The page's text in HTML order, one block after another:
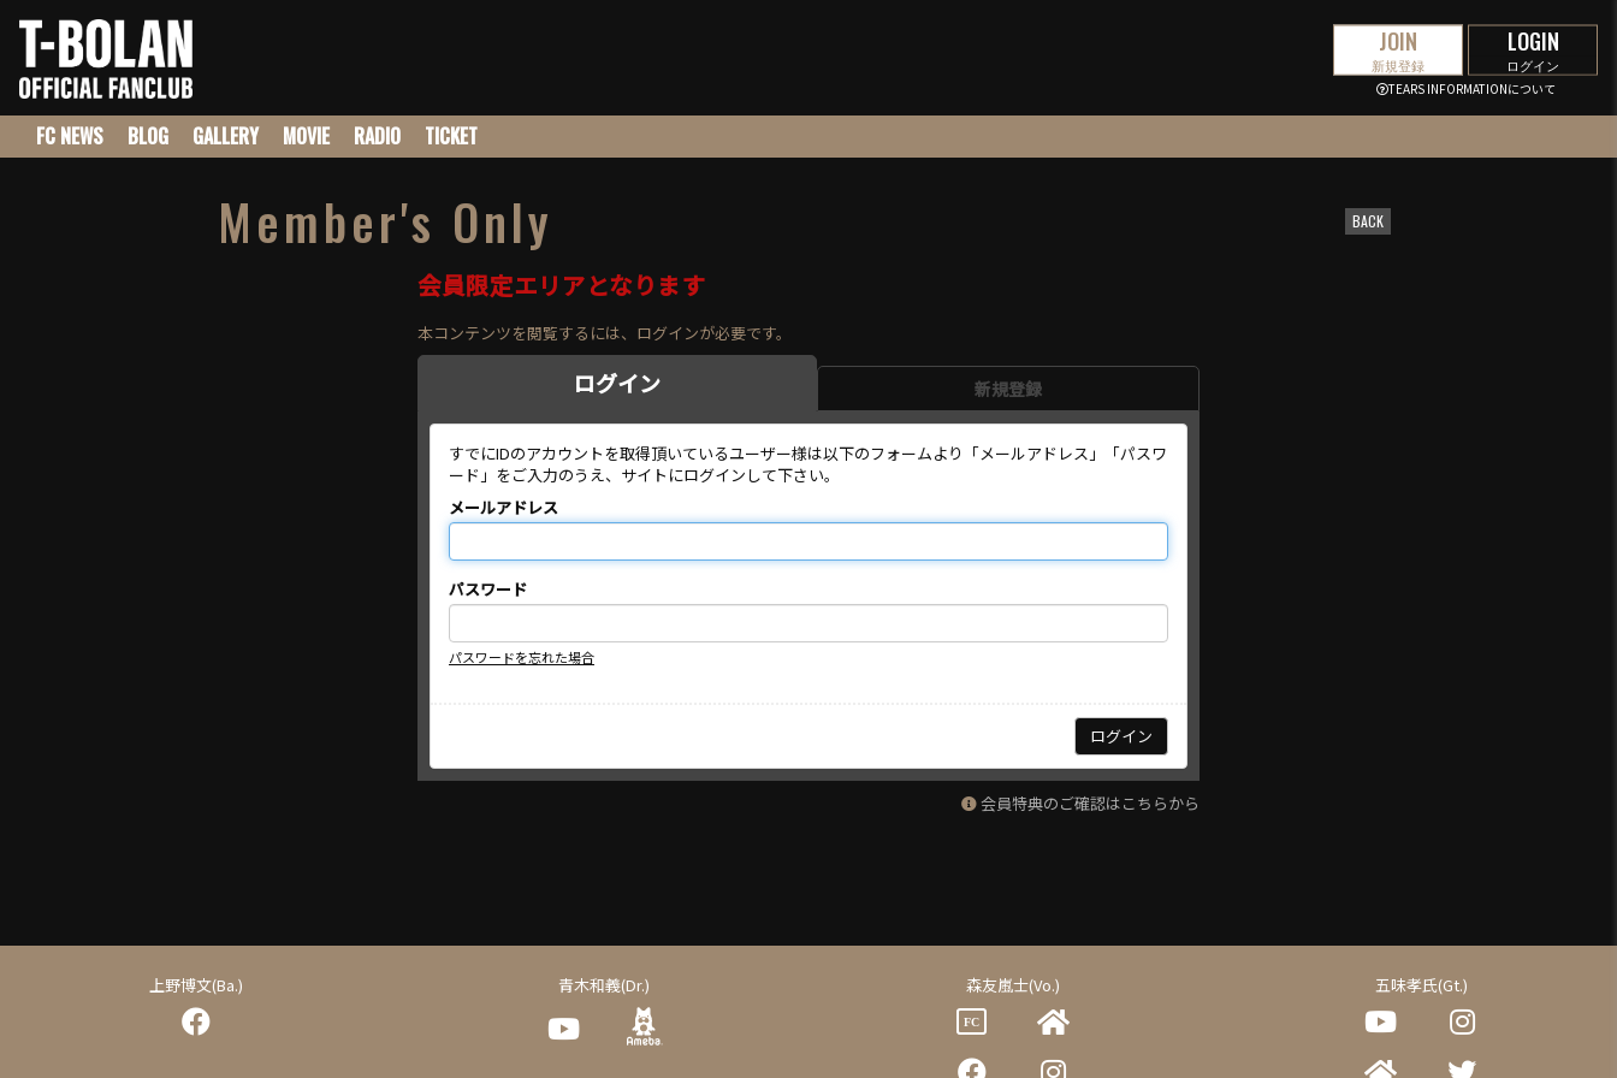
JOIN
新規登録
LOGIN
ログイン
TEARS INFORMATIONについて
FC NEWS BLOG GALLERY MOVIE RADIO TICKET
Member's Only BACK
会員限定エリアとなります
本コンテンツを閲覧するには、ログインが必要です。
ログイン 新規登録
すでにIDのアカウントを取得頂いているユーザー様は以下のフォームより「メールアドレス」「パスワ
ード」をご入力のうえ、サイトにログインして下さい。
メールアドレス
パスワード
パスワードを忘れた場合
会員特典のご確認はこちらから
上野博文(Ba.) 青木和義(Dr.) 森友嵐士(Vo.) 五味孝氏(Gt.)